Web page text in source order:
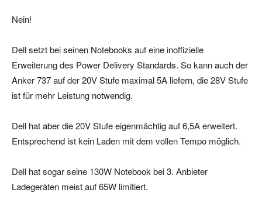
Nein!
Dell setzt bei seinen Notebooks auf eine inoffizielle
Erweiterung des Power Delivery Standards. So kann auch der
Anker 737 auf der 20V Stufe maximal 5A liefern, die 28V Stufe
ist für mehr Leistung notwendig.
Dell hat aber die 20V Stufe eigenmächtig auf 6,5A erweitert.
Entsprechend ist kein Laden mit dem vollen Tempo möglich.
Dell hat sogar seine 130W Notebook bei 3. Anbieter
Ladegeräten meist auf 65W limitiert.